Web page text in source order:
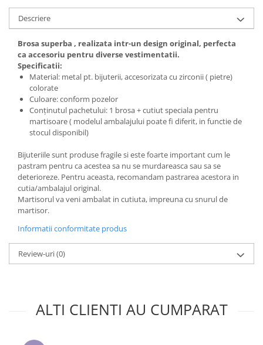
Cadouri pentru Sfânta Maria
Martisoare
Descriere
Brosa superba , realizata intr-un design original, perfecta
ca accesoriu pentru diverse vestimentatii.
Specificatii:
Material: metal pt. bijuterii, accesorizata cu zirconii ( pietre)
colorate
Culoare: conform pozelor
Conținutul pachetului: 1 brosa + cutiut speciala pentru
martisoare ( modelul ambalajului poate fi diferit, in functie de
stocul disponibil)
Bijuteriile sunt produse fragile si este foarte important cum le
pastram pentru ca acestea sa nu se murdareasca sau sa se
deterioreze. Pentru aceasta, recomandam pastrarea acestora in
cutia/ambalajul original.
Martisorul va veni ambalat in cutiuta, impreuna cu snurul de
martisor.
Informatii conformitate produs
Review-uri(0)
ALTI CLIENTI AU CUMPARAT